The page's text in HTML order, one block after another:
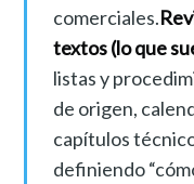
comerciales.
textos (lo que
listas y
de origen,
capítulos
definiendo